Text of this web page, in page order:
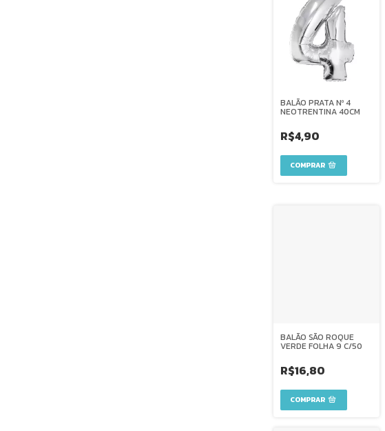
BALÃO PRATA Nº 4
NEOTRENTINA 40CM
R$4,90
BALÃO SÃO ROQUE
VERDE FOLHA 9 C/50
R$16,80